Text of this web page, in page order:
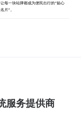
每一块站牌都成为便民出行的“贴心
片”。
服务提供商